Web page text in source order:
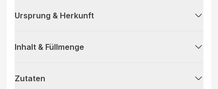
Ursprung & Herkunft
Inhalt & Füllmenge
Zutaten